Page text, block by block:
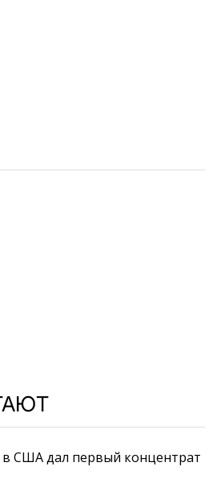
в США дал первый концентрат